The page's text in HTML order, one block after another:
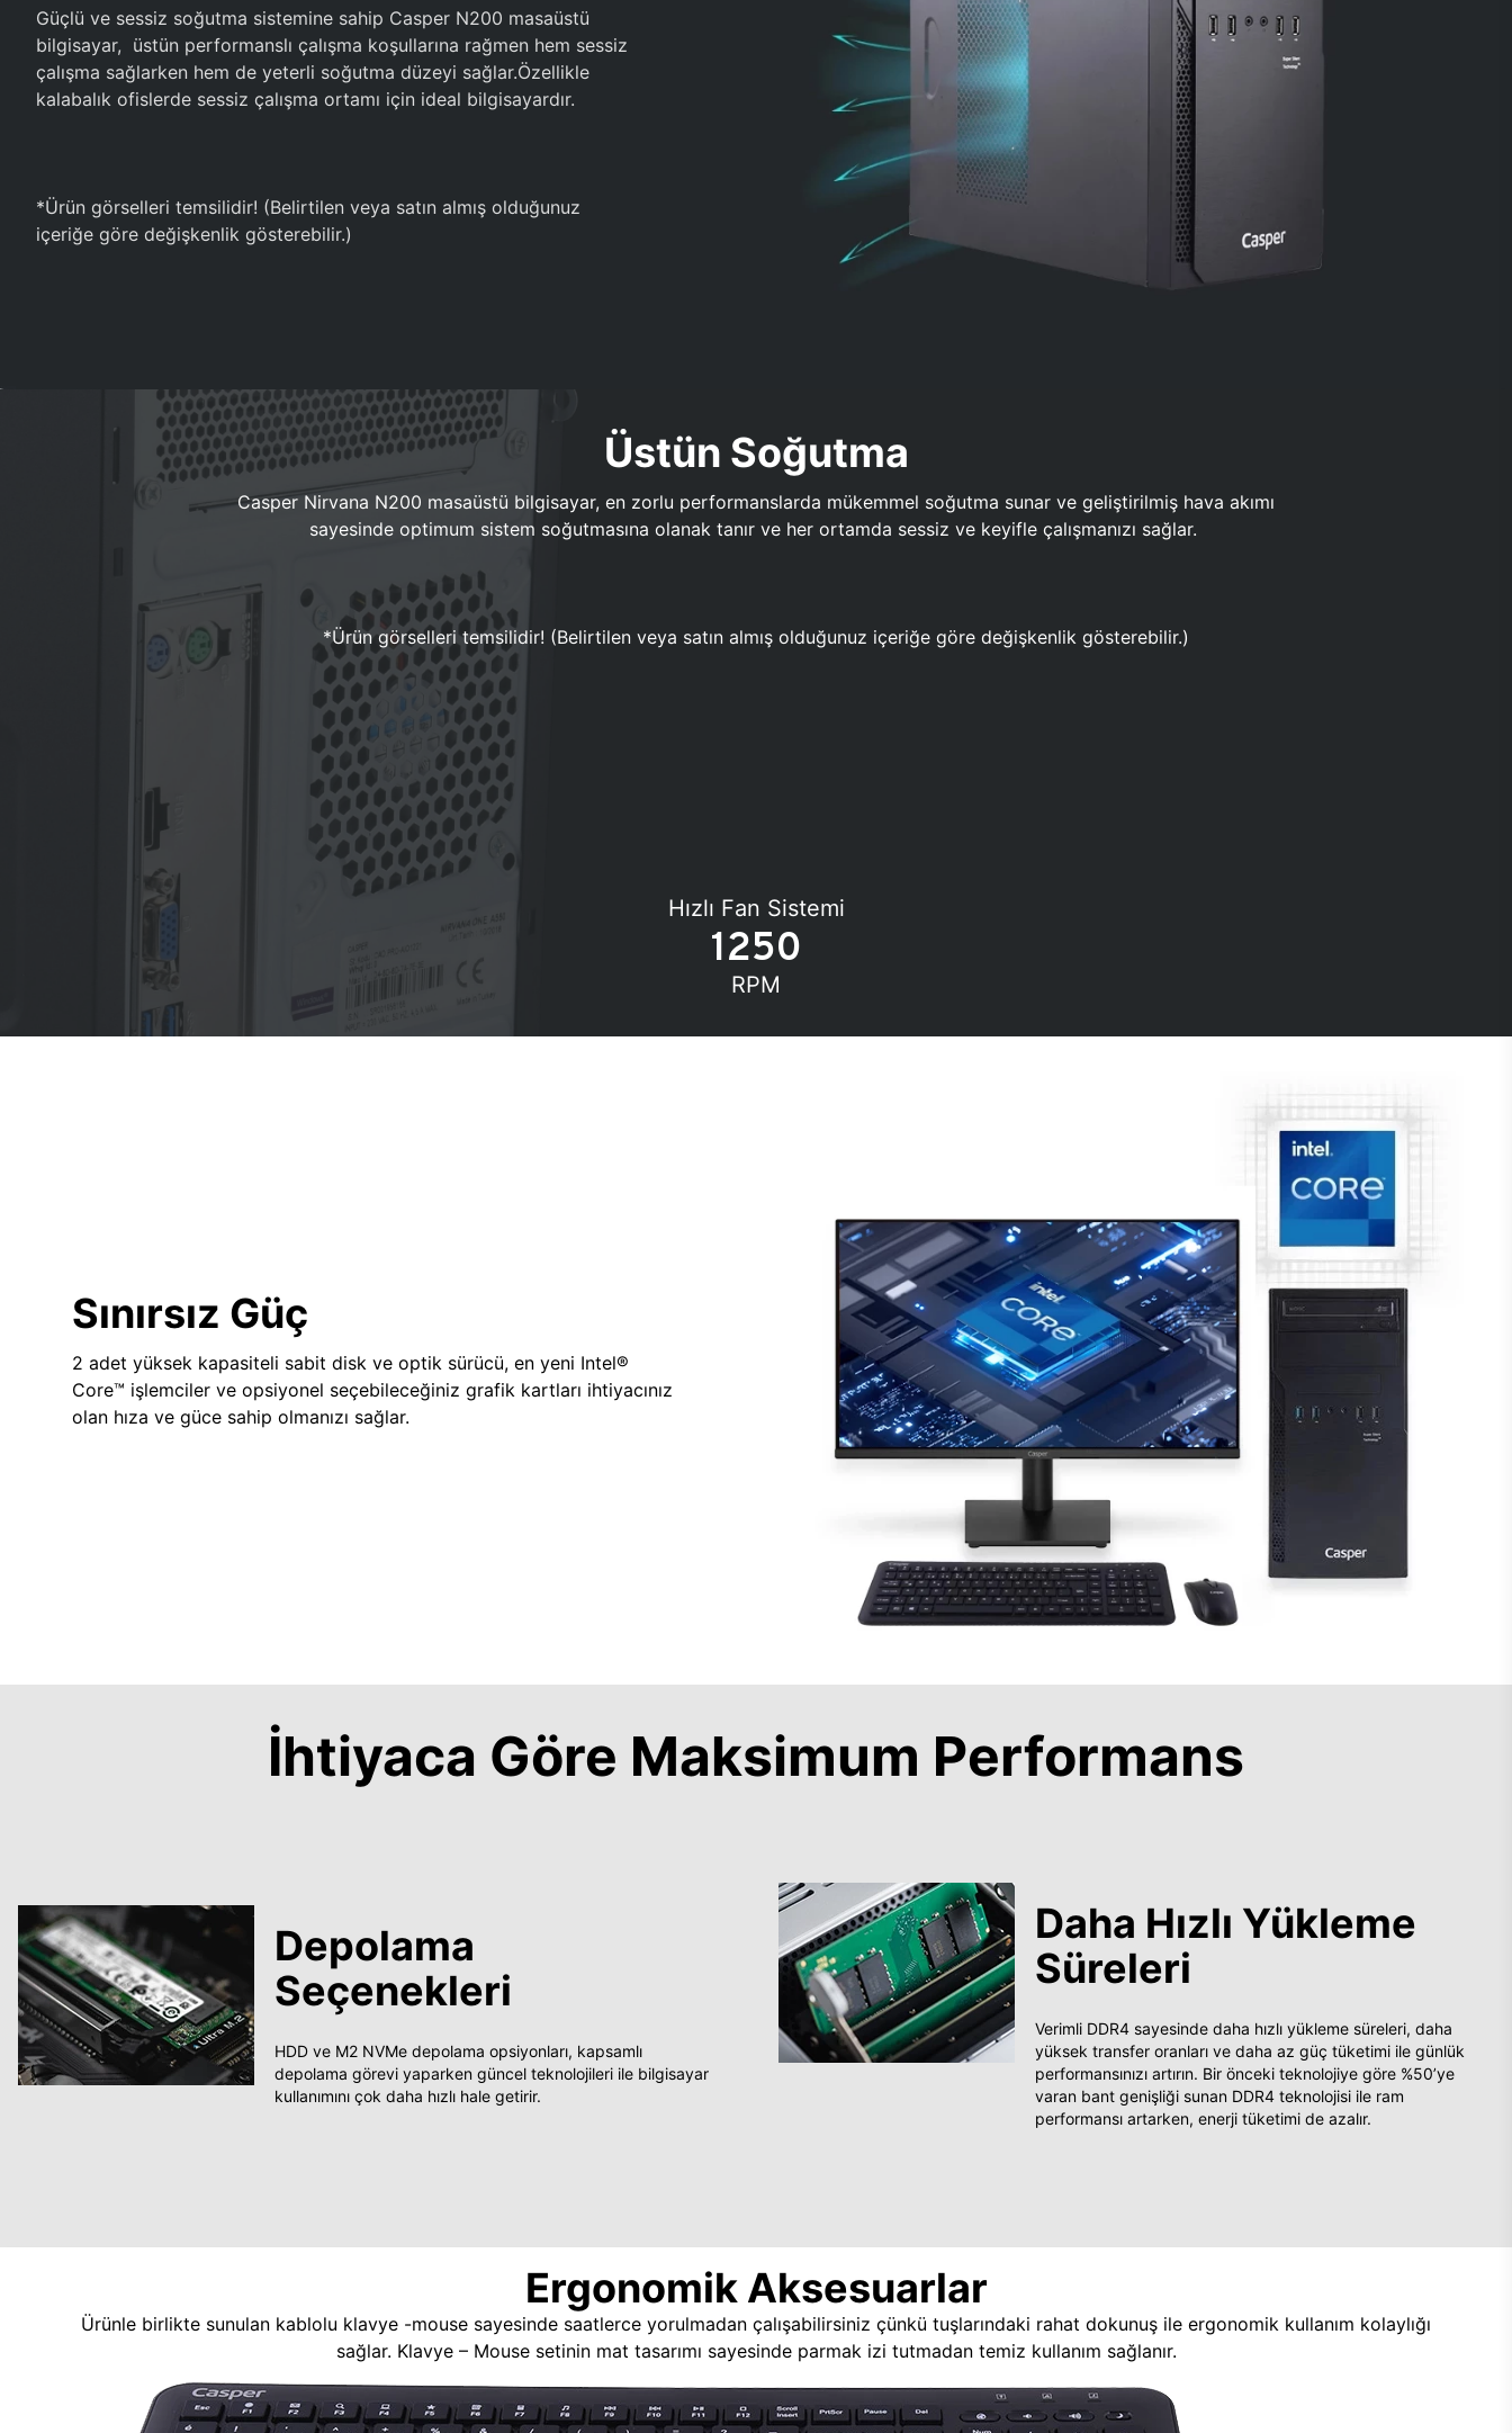
Güçlü ve sessiz soğutma sistemine sahip Casper N200 masaüstü
bilgisayar, üstün performanslı çalışma koşullarına rağmen hem sessiz
çalışma sağlarken hem de yeterli soğutma düzeyi sağlar.Özellikle
kalabalık ofislerde sessiz çalışma ortamı için ideal bilgisayardır.
*Ürün görselleri temsilidir! (Belirtilen veya satın almış olduğunuz
içeriğe göre değişkenlik gösterebilir.)
Üstün Soğutma
Casper Nirvana N200 masaüstü bilgisayar, en zorlu performanslarda mükemmel soğutma sunar ve geliştirilmiş hava akımı
sayesinde optimum sistem soğutmasına olanak tanır ve her ortamda sessiz ve keyifle çalışmanızı sağlar.
*Ürün görselleri temsilidir! (Belirtilen veya satın almış olduğunuz içeriğe göre değişkenlik gösterebilir.)
Hızlı Fan Sistemi
1250
RPM
Sınırsız Güç
2 adet yüksek kapasiteli sabit disk ve optik sürücü, en yeni Intel®
Core™ işlemciler ve opsiyonel seçebileceğiniz grafik kartları ihtiyacınız
olan hıza ve güce sahip olmanızı sağlar.
İhtiyaca Göre Maksimum Performans
Depolama
Seçenekleri
HDD ve M2 NVMe depolama opsiyonları, kapsamlı
depolama görevi yaparken güncel teknolojileri ile bilgisayar
kullanımını çok daha hızlı hale getirir.
Daha Hızlı Yükleme
Süreleri
Verimli DDR4 sayesinde daha hızlı yükleme süreleri, daha
yüksek transfer oranları ve daha az güç tüketimi ile günlük
performansınızı artırın. Bir önceki teknolojiye göre %50’ye
varan bant genişliği sunan DDR4 teknolojisi ile ram
performansı artarken, enerji tüketimi de azalır.
Ergonomik Aksesuarlar
Ürünle birlikte sunulan kablolu klavye -mouse sayesinde saatlerce yorulmadan çalışabilirsiniz çünkü tuşlarındaki rahat dokunuş ile ergonomik kullanım kolaylığı
sağlar. Klavye – Mouse setinin mat tasarımı sayesinde parmak izi tutmadan temiz kullanım sağlanır.